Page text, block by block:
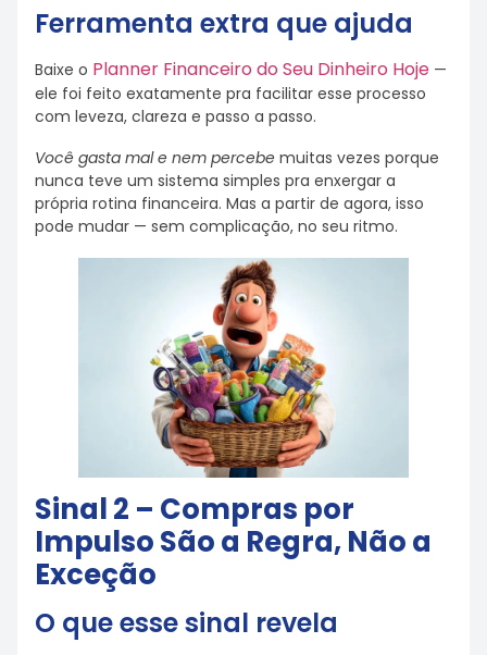
Ferramenta extra que ajuda
Baixe o Planner Financeiro do Seu Dinheiro Hoje —
ele foi feito exatamente pra facilitar esse processo
com leveza, clareza e passo a passo.
Você gasta mal e nem percebe muitas vezes porque
nunca teve um sistema simples pra enxergar a
própria rotina financeira. Mas a partir de agora, isso
pode mudar — sem complicação, no seu ritmo.
Sinal 2 – Compras por
Impulso São a Regra, Não a
Exceção
O que esse sinal revela